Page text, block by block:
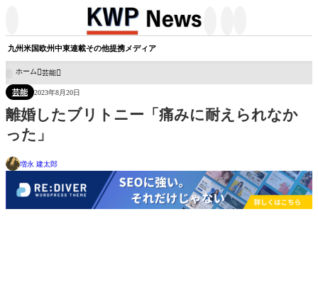
九州米国欧州中東連載その他提携メディア
ホーム 芸能
芸能 2023年8月20日
離婚したブリトニー「痛みに耐えられなか
った」
増永 建太郎